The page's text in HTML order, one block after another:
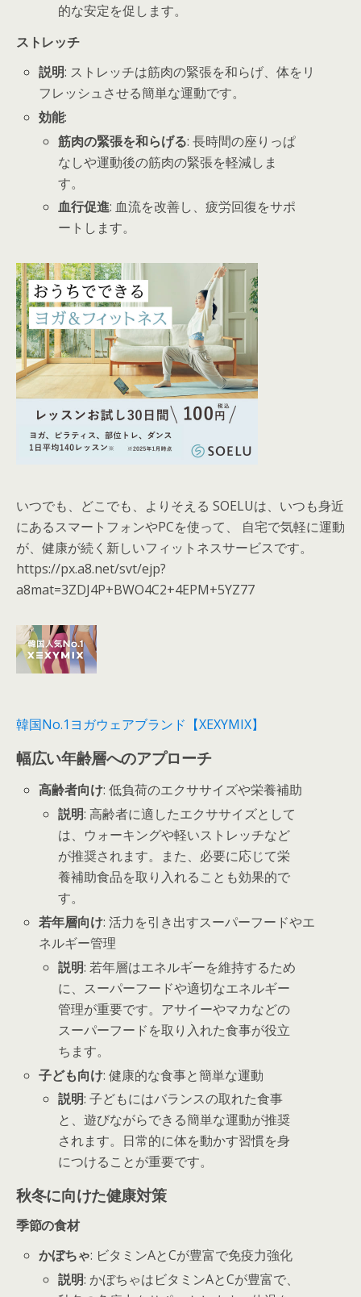
的な安定を促します。
ストレッチ
説明: ストレッチは筋肉の緊張を和らげ、体をリ
フレッシュさせる簡単な運動です。
効能:
筋肉の緊張を和らげる: 長時間の座りっぱ
なしや運動後の筋肉の緊張を軽減しま
す。
血行促進: 血流を改善し、疲労回復をサポ
ートします。
いつでも、どこでも、よりそえる SOELUは、いつも身近
にあるスマートフォンやPCを使って、 自宅で気軽に運動
が、健康が続く新しいフィットネスサービスです。
https://px.a8.net/svt/ejp?
a8mat=3ZDJ4P+BWO4C2+4EPM+5YZ77
韓国No.1ヨガウェアブランド【XEXYMIX】
幅広い年齢層へのアプローチ
高齢者向け: 低負荷のエクササイズや栄養補助
説明: 高齢者に適したエクササイズとして
は、ウォーキングや軽いストレッチなど
が推奨されます。また、必要に応じて栄
養補助食品を取り入れることも効果的で
す。
若年層向け: 活力を引き出すスーパーフードやエ
ネルギー管理
説明: 若年層はエネルギーを維持するため
に、スーパーフードや適切なエネルギー
管理が重要です。アサイーやマカなどの
スーパーフードを取り入れた食事が役立
ちます。
子ども向け: 健康的な食事と簡単な運動
説明: 子どもにはバランスの取れた食事
と、遊びながらできる簡単な運動が推奨
されます。日常的に体を動かす習慣を身
につけることが重要です。
秋冬に向けた健康対策
季節の食材
かぼちゃ: ビタミンAとCが豊富で免疫力強化
説明: かぼちゃはビタミンAとCが豊富で、